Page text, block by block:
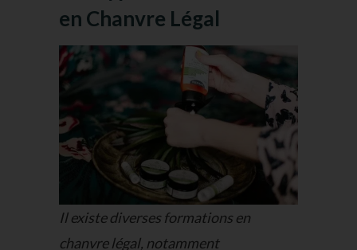
en Chanvre Légal
Il existe diverses formations en
chanvre légal, notamment